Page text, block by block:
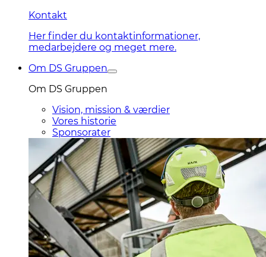
Kontakt
Her finder du kontaktinformationer,
medarbejdere og meget mere.
Om DS Gruppen
Om DS Gruppen
Vision, mission & værdier
Vores historie
Sponsorater